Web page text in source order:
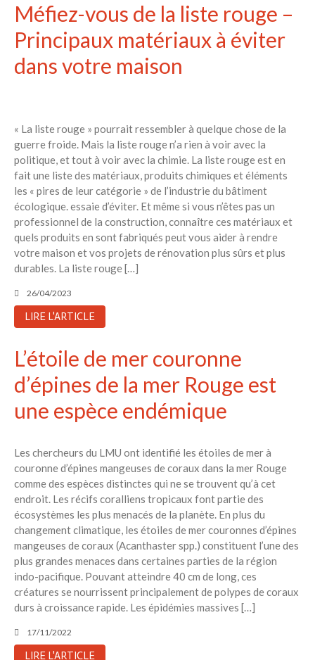
Méfiez-vous de la liste rouge –
Principaux matériaux à éviter
dans votre maison
« La liste rouge » pourrait ressembler à quelque chose de la
guerre froide. Mais la liste rouge n’a rien à voir avec la
politique, et tout à voir avec la chimie. La liste rouge est en
fait une liste des matériaux, produits chimiques et éléments
les « pires de leur catégorie » de l’industrie du bâtiment
écologique. essaie d’éviter. Et même si vous n’êtes pas un
professionnel de la construction, connaître ces matériaux et
quels produits en sont fabriqués peut vous aider à rendre
votre maison et vos projets de rénovation plus sûrs et plus
durables. La liste rouge […]
26/04/2023
LIRE L'ARTICLE
L’étoile de mer couronne
d’épines de la mer Rouge est
une espèce endémique
Les chercheurs du LMU ont identifié les étoiles de mer à
couronne d’épines mangeuses de coraux dans la mer Rouge
comme des espèces distinctes qui ne se trouvent qu’à cet
endroit. Les récifs coralliens tropicaux font partie des
écosystèmes les plus menacés de la planète. En plus du
changement climatique, les étoiles de mer couronnes d’épines
mangeuses de coraux (Acanthaster spp.) constituent l’une des
plus grandes menaces dans certaines parties de la région
indo-pacifique. Pouvant atteindre 40 cm de long, ces
créatures se nourrissent principalement de polypes de coraux
durs à croissance rapide. Les épidémies massives […]
17/11/2022
LIRE L'ARTICLE